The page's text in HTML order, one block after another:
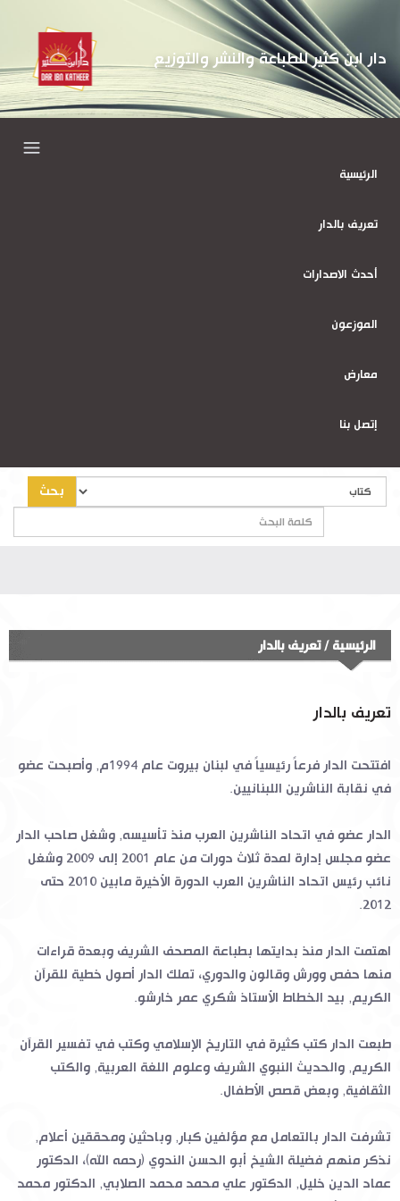
دار ابن كثير للطباعة والنشر والتوزيع
الرئيسية
تعريف بالدار
أحدث الاصدارات
الموزعون
معارض
إتصل بنا
بحث
الرئيسية /تعريف بالدار
تعريف بالدار
افتتحت الدار فرعاً رئيسياً في لبنان بيروت عام 1994م, وأصبحت عضو
في نقابة الناشرين اللبنانيين.
الدار عضو في اتحاد الناشرين العرب منذ تأسيسه, وشغل صاحب الدار
عضو مجلس إدارة لمدة ثلاث دورات من عام 2001 إلى 2009 وشغل
نائب رئيس اتحاد الناشرين العرب الدورة الأخيرة مابين 2010 حتى
2012.
اهتمت الدار منذ بدايتها بطباعة المصحف الشريف وبعدة قراءات
منها حفص وورش وقالون والدوري، تملك الدار أصول خطية للقرآن
الكريم, بيد الخطاط الأستاذ شكري عمر خارشو.
طبعت الدار كتب كثيرة في التاريخ الإسلامي وكتب في تفسير القرآن
الكريم, والحديث النبوي الشريف وعلوم اللغة العربية, والكتب
الثقافية, وبعض قصص الأطفال.
تشرفت الدار بالتعامل مع مؤلفين كبار, وباحثين ومحققين أعلام,
نذكر منهم فضيلة الشيخ أبو الحسن الندوي (رحمه الله)، الدكتور
عماد الدين خليل, الدكتور علي محمد محمد الصلابي, الدكتور محمد